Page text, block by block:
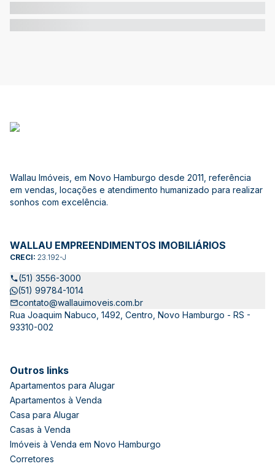
Wallau Imóveis, em Novo Hamburgo desde 2011, referência
em vendas, locações e atendimento humanizado para realizar
sonhos com excelência.
WALLAU EMPREENDIMENTOS IMOBILIÁRIOS
CRECI: 23.192-J
(51) 3556-3000
(51) 99784-1014
contato@wallauimoveis.com.br
Rua Joaquim Nabuco, 1492, Centro, Novo Hamburgo - RS -
93310-002
Outros links
Apartamentos para Alugar
Apartamentos à Venda
Casa para Alugar
Casas à Venda
Imóveis à Venda em Novo Hamburgo
Corretores